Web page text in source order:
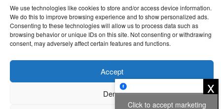
We use technologies like cookies to store and/or access device information.
We do this to improve browsing experience and to show personalized ads.
Consenting to these technologies will allow us to process data such as
browsing behavior or unique IDs on this site. Not consenting or withdrawing
consent, may adversely affect certain features and functions.
Accept
Deny
© All rights reserved Bangla Post
| Any unauthorised use or
reproduction of our content is strictly prohibited.
x
Click to accept marketing